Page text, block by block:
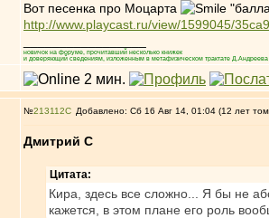
Вот песенка про Моцарта
http://www.playcast.ru/view/1599045/
новичок на форуме, прочитавший несколько книжек
и доверяющий сведениям, изложенным в метафизическом трактате
№213112 Добавлено: Сб 16 Авг 14, 01:04 (12 лет
Дмитрий С
Цитата:
Кира, здесь все сложно... Я бы не
кажется, в этом плане его роль